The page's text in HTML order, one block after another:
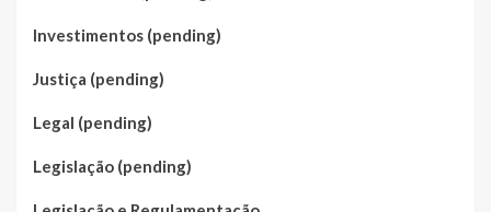
Investimentos (pending)
Justiça (pending)
Legal (pending)
Legislação (pending)